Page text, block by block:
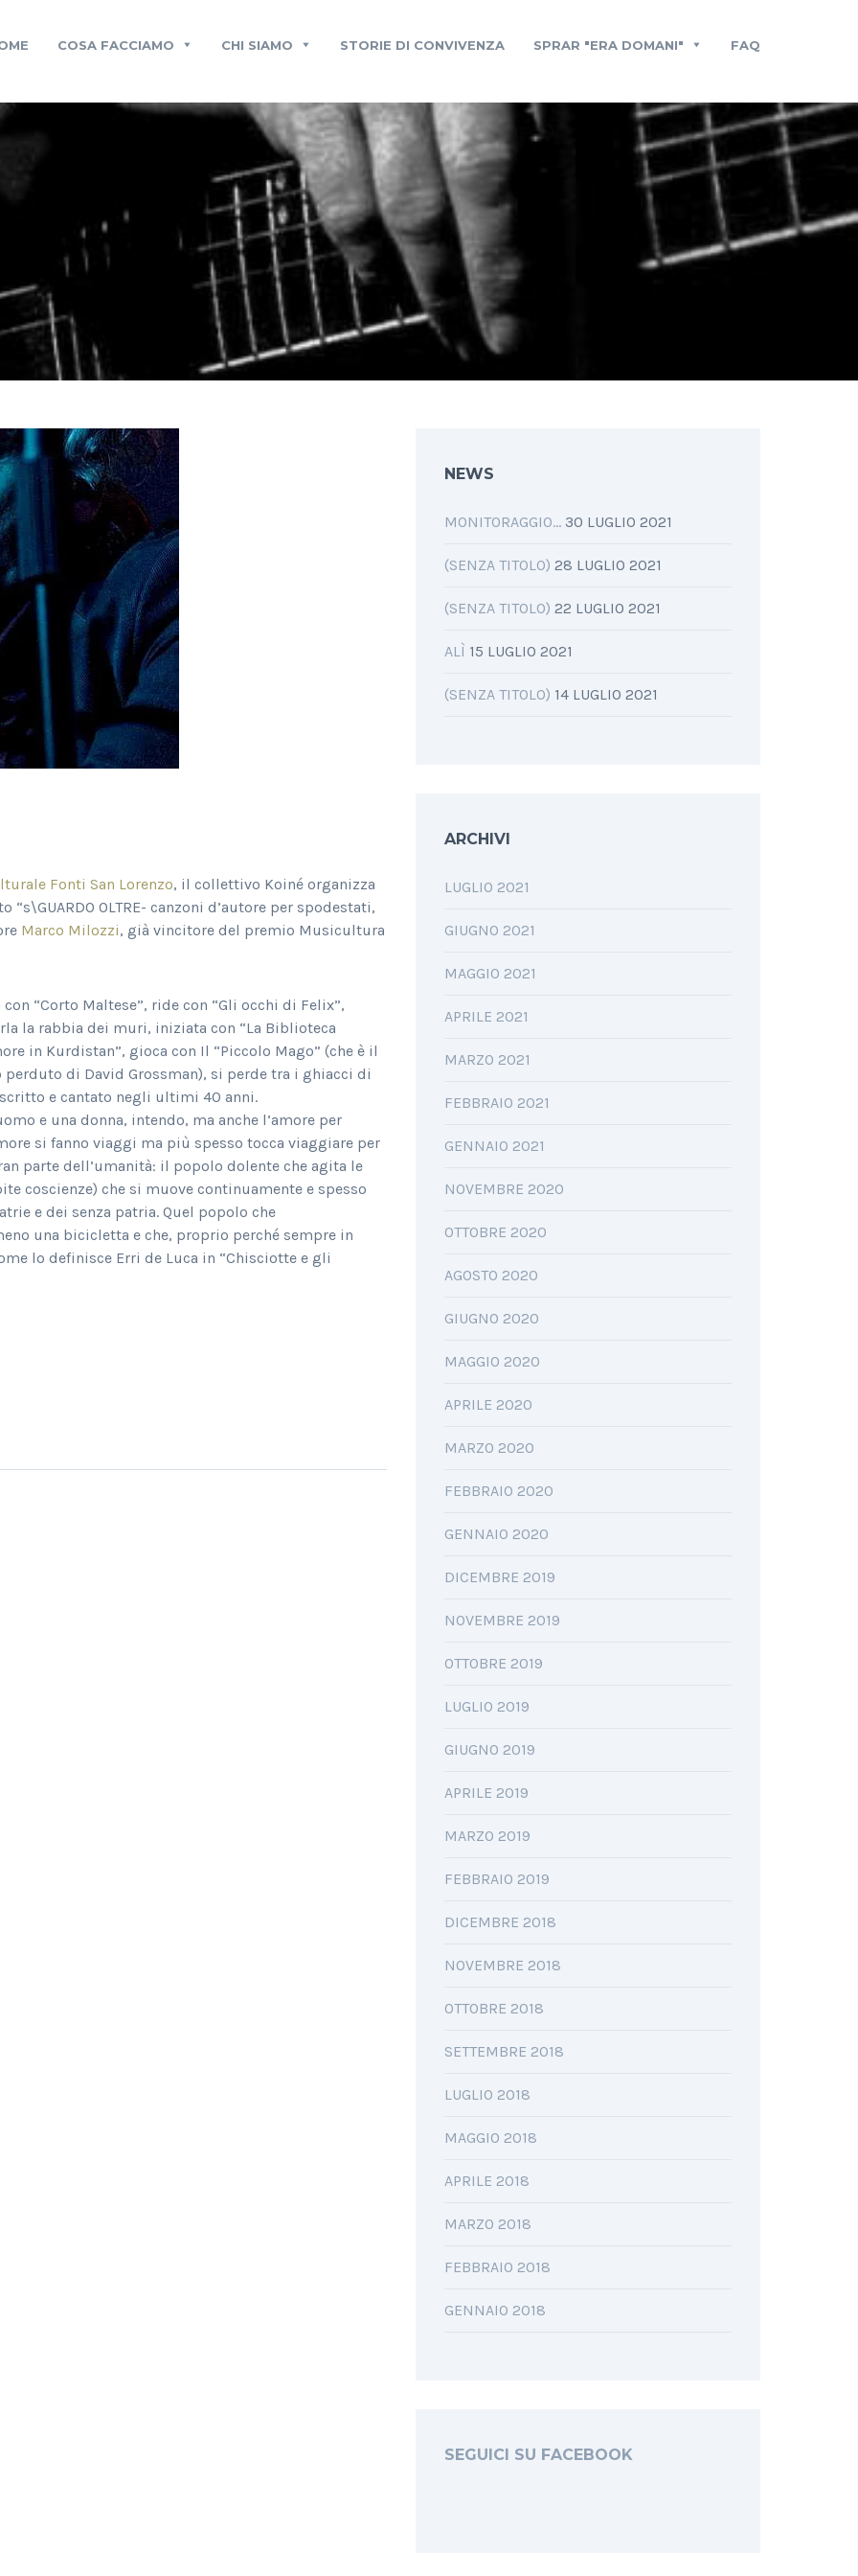
COSA FACCIAMO CHI SIAMO STORIE DI CONVIVENZA SPRAR "ERA DOMANI" FAQ
Fonti San Lorenzo, il collettivo Koiné organizza
OLTRE- canzoni d’autore per spodestati,
Marco Milozzi, già vincitore del premio Musicultura
“Corto Maltese”, ride con “Gli occhi di Felix”,
la rabbia dei muri, iniziata con “La Biblioteca
in Kurdistan”, gioca con Il “Piccolo Mago” (che è il
di David Grossman), si perde tra i ghiacci di
scritto e cantato negli ultimi 40 anni.
e una donna, intendo, ma anche l’amore per
si fanno viaggi ma più spesso tocca viaggiare per
parte dell’umanità: il popolo dolente che agita le
coscienze) che si muove continuamente e spesso
e dei senza patria. Quel popolo che
una bicicletta e che, proprio perché sempre in
lo definisce Erri de Luca in “Chisciotte e gli
NEWS
MONITORAGGIO… 30 LUGLIO 2021
(SENZA TITOLO) 28 LUGLIO 2021
(SENZA TITOLO) 22 LUGLIO 2021
ALÌ 15 LUGLIO 2021
(SENZA TITOLO) 14 LUGLIO 2021
ARCHIVI
LUGLIO 2021
GIUGNO 2021
MAGGIO 2021
APRILE 2021
MARZO 2021
FEBBRAIO 2021
GENNAIO 2021
NOVEMBRE 2020
OTTOBRE 2020
AGOSTO 2020
GIUGNO 2020
MAGGIO 2020
APRILE 2020
MARZO 2020
FEBBRAIO 2020
GENNAIO 2020
DICEMBRE 2019
NOVEMBRE 2019
OTTOBRE 2019
LUGLIO 2019
GIUGNO 2019
APRILE 2019
MARZO 2019
FEBBRAIO 2019
DICEMBRE 2018
NOVEMBRE 2018
OTTOBRE 2018
SETTEMBRE 2018
LUGLIO 2018
MAGGIO 2018
APRILE 2018
MARZO 2018
FEBBRAIO 2018
GENNAIO 2018
SEGUICI SU FACEBOOK